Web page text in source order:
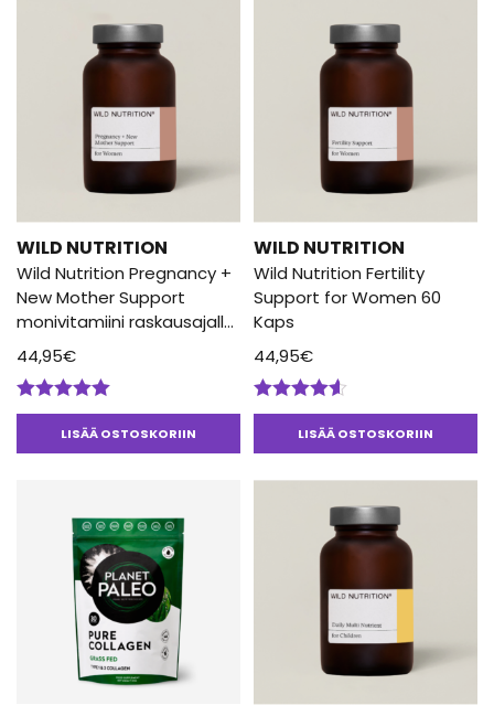
WILD NUTRITION
Wild Nutrition Pregnancy +
New Mother Support
monivitamiini raskausajalle
90 Kaps
44,95€
Arvostelu
tuotteesta:LISÄÄ OSTOSKORIIN
WILD NUTRITION
Wild Nutrition Fertility
Support for Women 60
Kaps
44,95€
Arvostelu
tuotteesta:LISÄÄ OSTOSKORIIN